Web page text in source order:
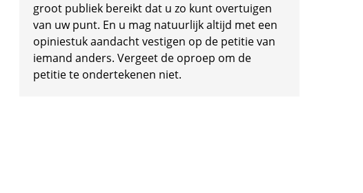
groot publiek bereikt dat u zo kunt overtuigen
van uw punt. En u mag natuurlijk altijd met een
opiniestuk aandacht vestigen op de petitie van
iemand anders. Vergeet de oproep om de
petitie te ondertekenen niet.